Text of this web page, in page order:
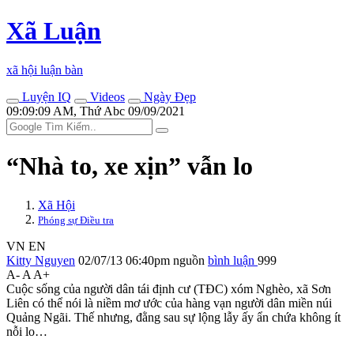
Xã Luận
xã hội luận bàn
Luyện IQ
Videos
Ngày Đẹp
09:09:09 AM, Thứ Abc 09/09/2021
“Nhà to, xe xịn” vẫn lo
Xã Hội
Phóng sự Điều tra
VN EN
Kitty Nguyen 02/07/13 06:40pm nguồn bình luận 999
A- A A+
Cuộc sống của người dân tái định cư (TĐC) xóm Nghèo, xã Sơn
Liên có thể nói là niềm mơ ước của hàng vạn người dân miền núi
Quảng Ngãi. Thế nhưng, đằng sau sự lộng lẫy ấy ẩn chứa không ít
nỗi lo…